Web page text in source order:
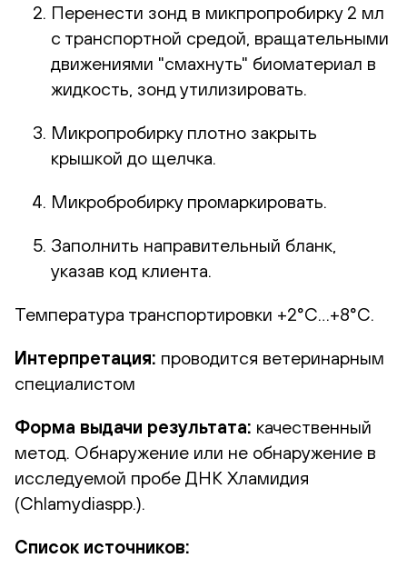
Перенести зонд в микпропробирку 2 мл
с транспортной средой, вращательными
движениями "смахнуть" биоматериал в
жидкость, зонд утилизировать.
Микропробирку плотно закрыть
крышкой до щелчка.
Микробробирку промаркировать.
Заполнить направительный бланк,
указав код клиента.
Температура транспортировки +2°С…+8°С.
Интерпретация: проводится ветеринарным
специалистом
Форма выдачи результата: качественный
метод. Обнаружение или не обнаружение в
исследуемой пробе ДНК Хламидия
(Chlamydiaspp.).
Список источников: